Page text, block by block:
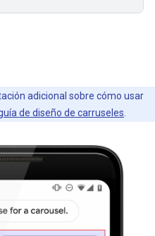
adicional sobre cómo usar
de diseño de carruseles